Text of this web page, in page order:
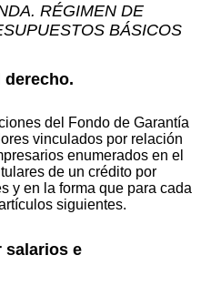
RÉGIMEN DE
BÁSICOS
del Fondo de Garantía
vinculados por relación
enumerados en el
de un crédito por
y en la forma que para cada
siguientes.
salarios e